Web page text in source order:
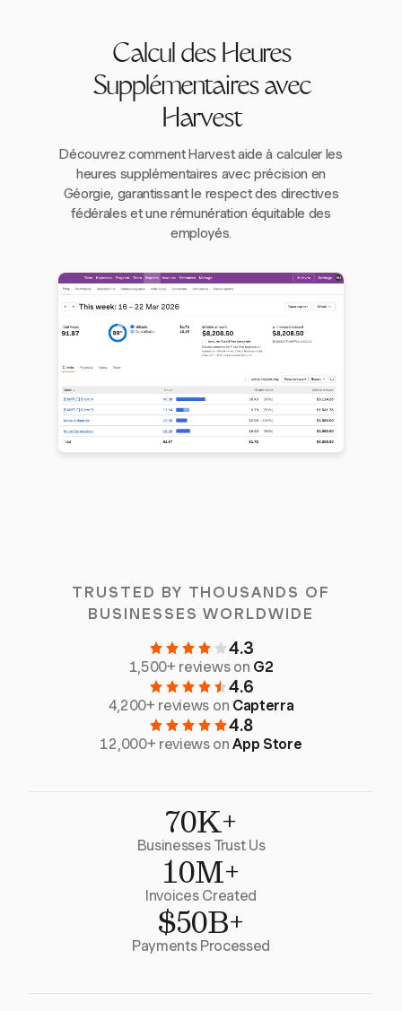
Calcul des Heures
Supplémentaires avec
Harvest
Découvrez comment Harvest aide à calculer les
heures supplémentaires avec précision en
Géorgie, garantissant le respect des directives
fédérales et une rémunération équitable des
employés.
TRUSTED BY THOUSANDS OF
BUSINESSES WORLDWIDE
4.3
1,500+ reviews on G2
4.6
4,200+ reviews on Capterra
4.8
12,000+ reviews onApp Store
70K+
Businesses Trust Us
10M+
Invoices Created
$50B+
Payments Processed